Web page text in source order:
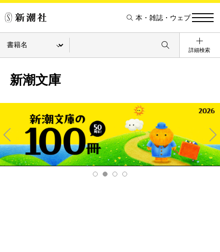
本・雑誌・ウェブ
詳細検索
新潮文庫
Pre
v
Ne
xt